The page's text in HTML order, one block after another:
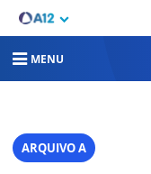
MENU
ARQUIVO A